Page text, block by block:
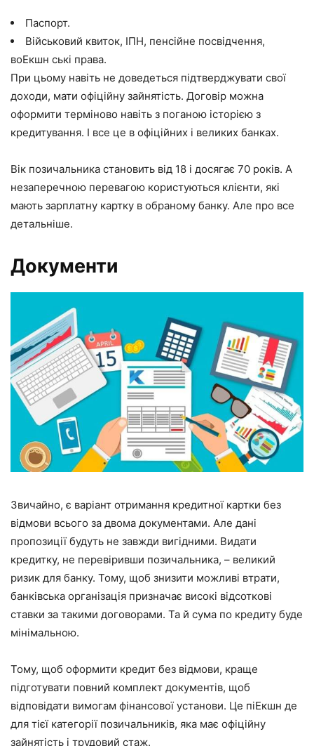
Паспорт.
Військовий квиток, ІПН, пенсійне посвідчення,
воЕкшн ські права.
При цьому навіть не доведеться підтверджувати свої
доходи, мати офіційну зайнятість. Договір можна
оформити терміново навіть з поганою історією з
кредитування. І все це в офіційних і великих банках.
Вік позичальника становить від 18 і досягає 70 років. А
незаперечною перевагою користуються клієнти, які
мають зарплатну картку в обраному банку. Але про все
детальніше.
Документи
Звичайно, є варіант отримання кредитної картки без
відмови всього за двома документами. Але дані
пропозиції будуть не завжди вигідними. Видати
кредитку, не перевіривши позичальника, – великий
ризик для банку. Тому, щоб знизити можливі втрати,
банківська організація призначає високі відсоткові
ставки за такими договорами. Та й сума по кредиту буде
мінімальною.
Тому, щоб оформити кредит без відмови, краще
підготувати повний комплект документів, щоб
відповідати вимогам фінансової установи. Це піЕкшн де
для тієї категорії позичальників, яка має офіційну
зайнятість і трудовий стаж.